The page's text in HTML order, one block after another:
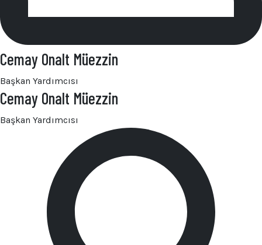
Cemay Onalt Müezzin
Başkan Yardımcısı
Cemay Onalt Müezzin
Başkan Yardımcısı